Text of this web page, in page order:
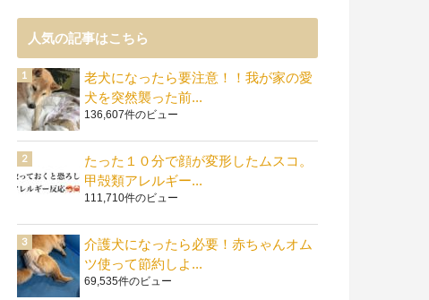
人気の記事はこちら
老犬になったら要注意！！我が家の愛
犬を突然襲った前...
136,607件のビュー
たった１０分で顔が変形したムスコ。
甲殻類アレルギー...
111,710件のビュー
介護犬になったら必要！赤ちゃんオム
ツ使って節約しよ...
69,535件のビュー